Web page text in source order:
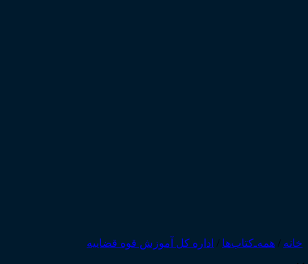
خانه / همه‌ـ‌کتاب‌ها / اداره کل آموزش قوه قضاییه